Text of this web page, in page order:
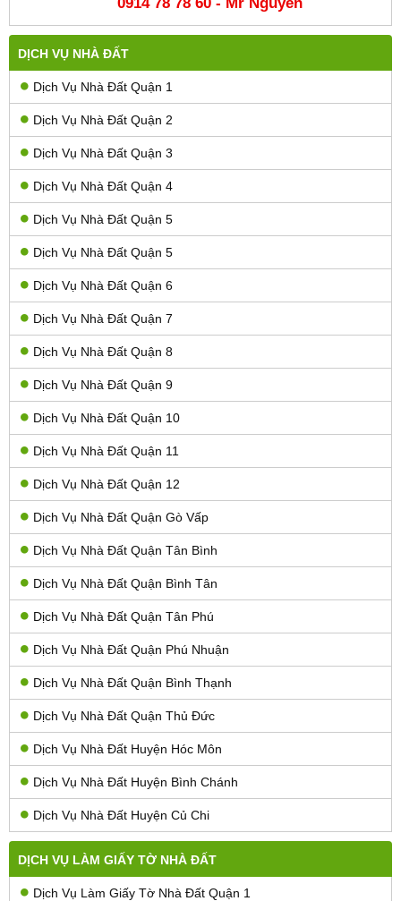
DỊCH VỤ NHÀ ĐẤT
Dịch Vụ Nhà Đất Quận 1
Dịch Vụ Nhà Đất Quận 2
Dịch Vụ Nhà Đất Quận 3
Dịch Vụ Nhà Đất Quận 4
Dịch Vụ Nhà Đất Quận 5
Dịch Vụ Nhà Đất Quận 5
Dịch Vụ Nhà Đất Quận 6
Dịch Vụ Nhà Đất Quận 7
Dịch Vụ Nhà Đất Quận 8
Dịch Vụ Nhà Đất Quận 9
Dịch Vụ Nhà Đất Quận 10
Dịch Vụ Nhà Đất Quận 11
Dịch Vụ Nhà Đất Quận 12
Dịch Vụ Nhà Đất Quận Gò Vấp
Dịch Vụ Nhà Đất Quận Tân Bình
Dịch Vụ Nhà Đất Quận Bình Tân
Dịch Vụ Nhà Đất Quận Tân Phú
Dịch Vụ Nhà Đất Quận Phú Nhuận
Dịch Vụ Nhà Đất Quận Bình Thạnh
Dịch Vụ Nhà Đất Quận Thủ Đức
Dịch Vụ Nhà Đất Huyện Hóc Môn
Dịch Vụ Nhà Đất Huyện Bình Chánh
Dịch Vụ Nhà Đất Huyện Củ Chi
DỊCH VỤ LÀM GIẤY TỜ NHÀ ĐẤT
Dịch Vụ Làm Giấy Tờ Nhà Đất Quận 1